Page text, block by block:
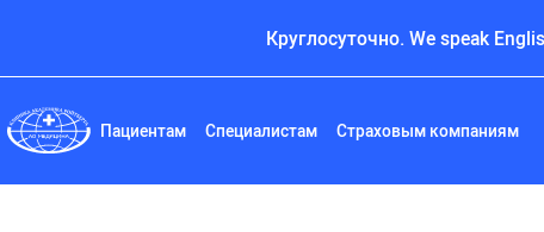
Круглосуточно. We speak
Пациентам Специалистам Страховым компаниям